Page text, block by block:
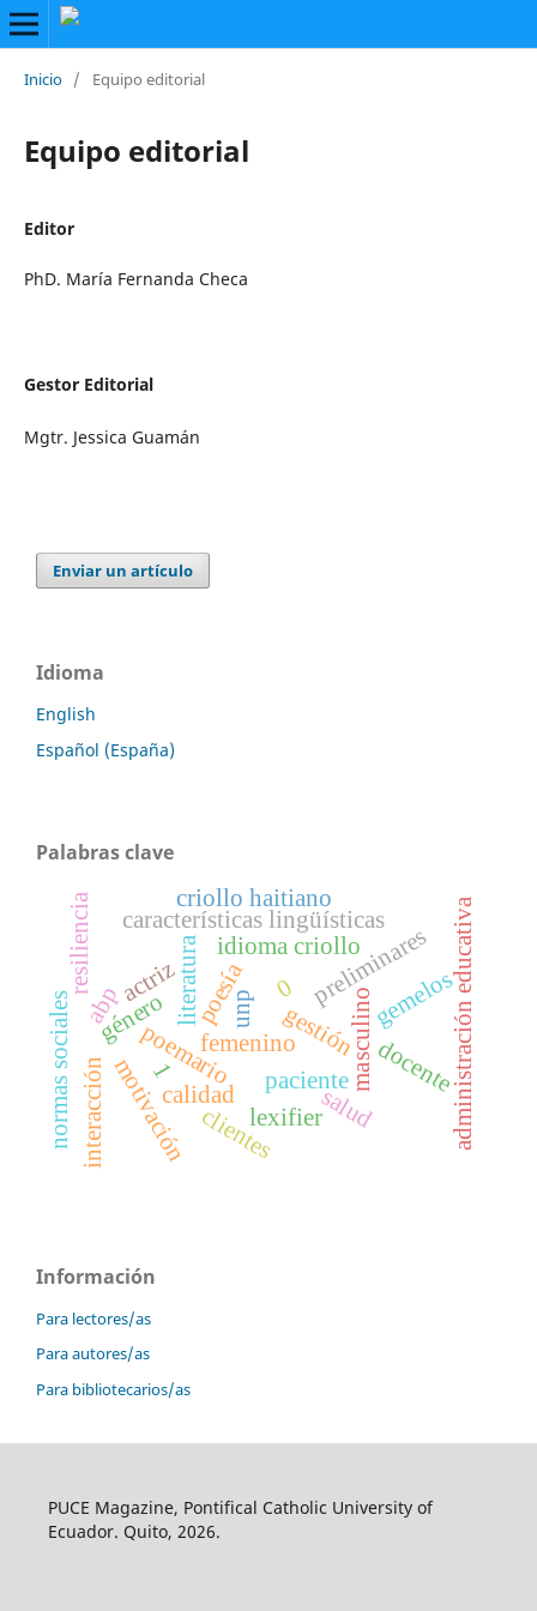
Inicio / Equipo editorial
Equipo editorial
Editor
PhD. María Fernanda Checa
Gestor Editorial
Mgtr. Jessica Guamán
Enviar un artículo
Idioma
English
Español (España)
Palabras clave
preliminares
poesía
literatura
poemario
características lingüísticas
género
actriz
masculino
femenino
0
calidad salud
paciente
gestión
abp gemelos
resiliencia
1
motivación docente
unp
clientes administración educativa
normas socialesinteracción
idioma criollo
criollo haitiano
lexifier
Información
Para lectores/as
Para autores/as
Para bibliotecarios/as
PUCE Magazine, Pontifical Catholic University of
Ecuador. Quito, 2026.